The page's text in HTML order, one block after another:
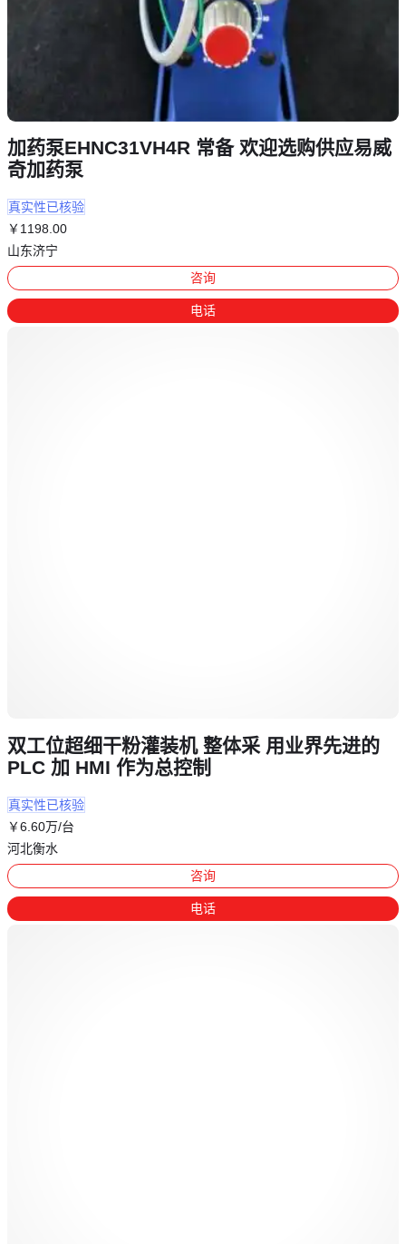
加药泵EHNC31VH4R 常备 欢迎选购供应易威
奇加药泵
真实性已核验
￥ 1198.00
山东济宁
咨询
电话
双工位超细干粉灌装机 整体采 用业界先进的
PLC 加 HMI 作为总控制
真实性已核验
￥6.60万/台
河北衡水
咨询
电话